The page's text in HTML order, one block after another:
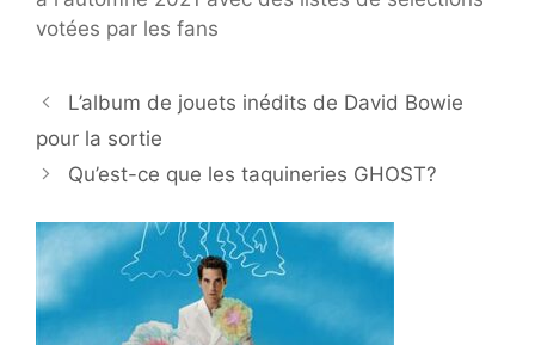
L’album de jouets inédits de David Bowie
pour la sortie
Qu’est-ce que les taquineries GHOST?